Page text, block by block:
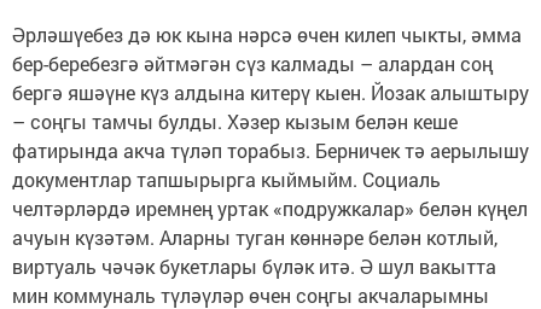
Әрләшүебез дә юк кына нәрсә өчен килеп чыкты, әмма
бер-беребезгә әйтмәгән сүз калмады – алардан соң
бергә яшәүне күз алдына китерү кыен. Йозак алыштыру
– соңгы тамчы булды. Хәзер кызым белән кеше
фатирында акча түләп торабыз. Берничек тә аерылышу
документлар тапшырырга кыймыйм. Социаль
челтәрләрдә иремнең уртак «подружкалар» белән күңел
ачуын күзәтәм. Аларны туган көннәре белән котлый,
виртуаль чәчәк букетлары бүләк итә. Ә шул вакытта
мин коммуналь түләүләр өчен соңгы акчаларымны